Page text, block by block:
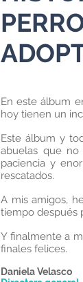
En este álbum
hoy tienen un
Este álbum y
abuelas que
paciencia y
rescatados.
A mis amigos,
tiempo después
Y finalmente a
finales felices.
Daniela Velasco